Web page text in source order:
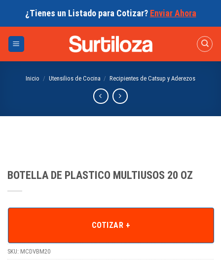
¿Tienes un Listado para Cotizar? Enviar Ahora
Inicio / Utensilios de Cocina / Recipientes de Catsup y Aderezos
BOTELLA DE PLASTICO MULTIUSOS 20 OZ
COTIZAR +
SKU: MCDVBM20